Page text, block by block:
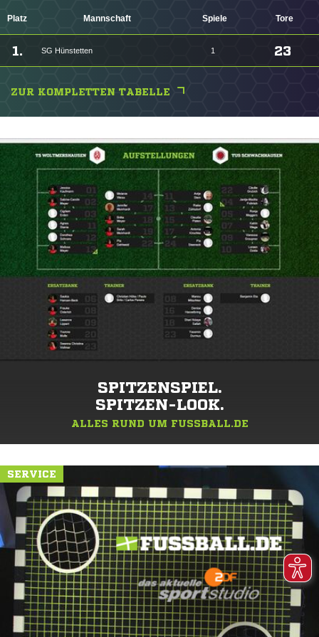
Platz Mannschaft Spiele Tore
1. SG Hünstetten 1 23
ZUR KOMPLETTEN TABELLE
SPITZENSPIEL.
SPITZEN-LOOK.
ALLES RUND UM FUSSBALL.DE
SERVICE